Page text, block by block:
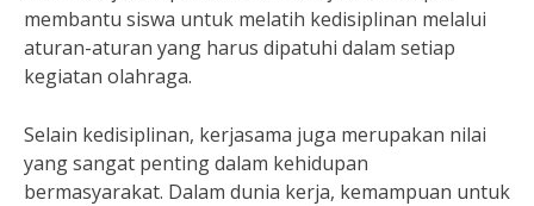
membantu siswa untuk melatih kedisiplinan melalui
aturan-aturan yang harus dipatuhi dalam setiap
kegiatan olahraga.
Selain kedisiplinan, kerjasama juga merupakan nilai
yang sangat penting dalam kehidupan
bermasyarakat. Dalam dunia kerja, kemampuan untuk